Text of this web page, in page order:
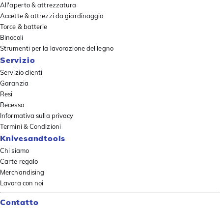
All'aperto & attrezzatura
Accette & attrezzi da giardinaggio
Torce & batterie
Binocoli
Strumenti per la lavorazione del legno
Servizio
Servizio clienti
Garanzia
Resi
Recesso
Informativa sulla privacy
Termini & Condizioni
Knivesandtools
Chi siamo
Carte regalo
Merchandising
Lavora con noi
Contatto